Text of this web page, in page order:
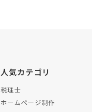
人気カテゴリ
税理士
ホームページ制作